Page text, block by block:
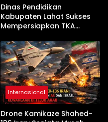
Dinas Pendidikan
Kabupaten Lahat Sukses
Mempersiapkan TKA
Pembekalan Latihan Soal
Tanpa Internet
Internasional
Drone Kamikaze Shahed-